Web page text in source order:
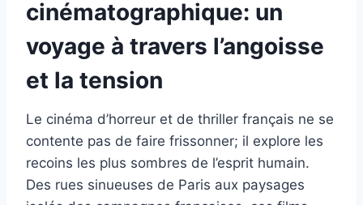
cinématographique: un
voyage à travers l’angoisse
et la tension
Le cinéma d’horreur et de thriller français ne se
contente pas de faire frissonner; il explore les
recoins les plus sombres de l’esprit humain.
Des rues sinueuses de Paris aux paysages